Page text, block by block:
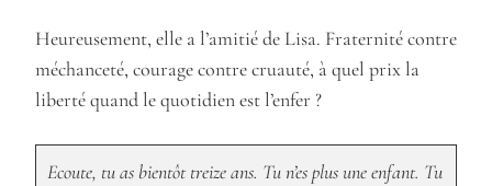
Heureusement, elle a l’amitié de Lisa. Fraternité contre
méchanceté, courage contre cruauté, à quel prix la
liberté quand le quotidien est l’enfer ?
Ecoute, tu as bientôt treize ans. Tu n’es plus une enfant. Tu